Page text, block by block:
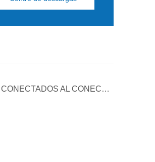
PRINCIPIO Y FUNCIÓN DE LOS TRES CABLES CONECTADOS AL CONECTOR DE COMPENSACIÓN DE POTENCIA REACTIVA